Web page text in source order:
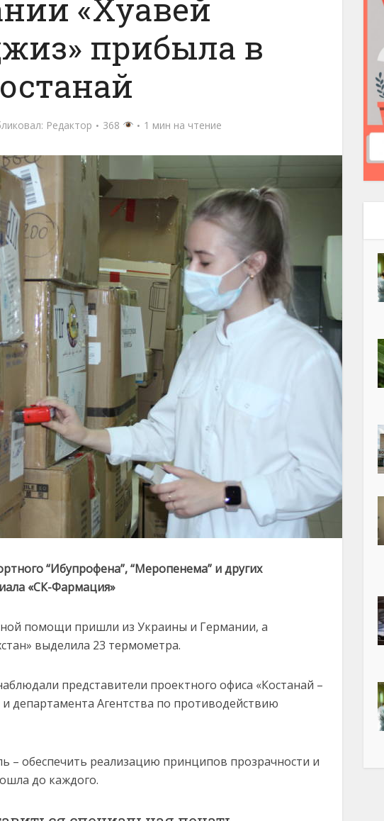
«Хуавей
прибыла в
Редактор 368 1 мин на чтение
“Ибупрофена”, “Меропенема” и других
«СК-Фармация»
помощи пришли из Украины и Германии, а
выделила 23 термометра.
представители проектного офиса «Костанай –
департамента Агентства по противодействию
– обеспечить реализацию принципов прозрачности и
до каждого.